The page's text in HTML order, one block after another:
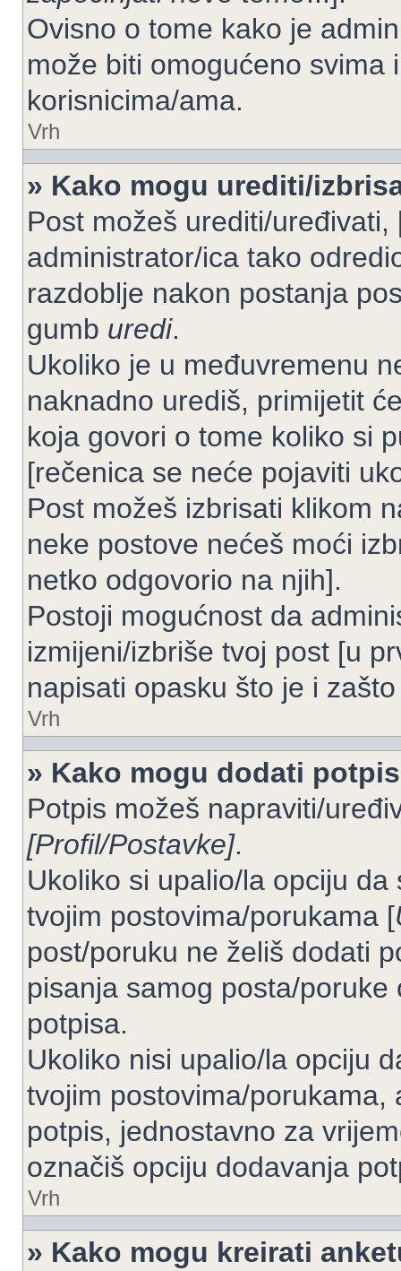
Ovisno o tome kako je
može biti omogućeno svima
korisnicima/ama.
Vrh
» Kako mogu urediti/
Post možeš urediti/
administrator/ica tako
razdoblje nakon postanja
gumb uredi.
Ukoliko je u međuvremenu
naknadno urediš, primijetit
koja govori o tome koliko si
[rečenica se neće pojaviti
Post možeš izbrisati klikom
neke postove nećeš moći
netko odgovorio na njih].
Postoji mogućnost da
izmijeni/izbriše tvoj post [u
napisati opasku što je i
Vrh
» Kako mogu dodati
Potpis možeš napraviti/
[Profil/Postavke].
Ukoliko si upalio/la opciju
tvojim postovima/porukama [
post/poruku ne želiš dodati
pisanja samog posta/
potpisa.
Ukoliko nisi upalio/la opciju
tvojim postovima/
potpis, jednostavno za
označiš opciju dodavanja
Vrh
» Kako mogu kreirati